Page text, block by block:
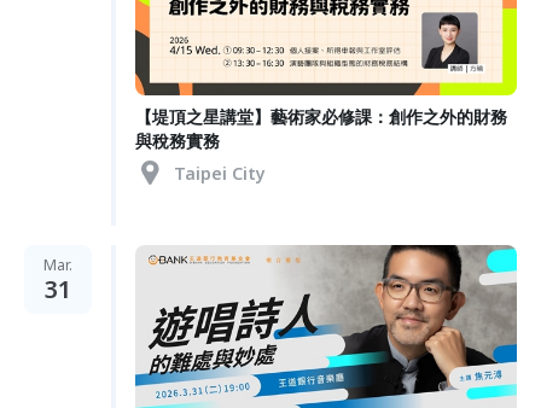
【堤頂之星講堂】藝術家必修課：創作之外的財務
與稅務實務
Taipei City
Mar.
31